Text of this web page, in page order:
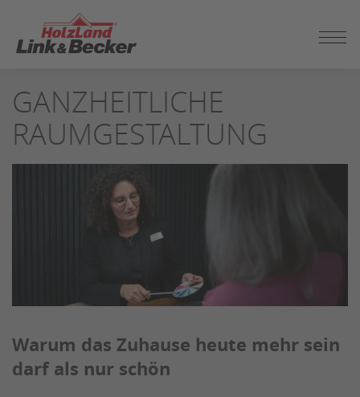
SEITENINHALT
SPRINGEN
GANZHEITLICHE
RAUMGESTALTUNG
Warum das Zuhause heute mehr sein
darf als nur schön